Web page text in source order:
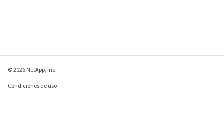
© 2026 NetApp, Inc.
Condiciones de uso